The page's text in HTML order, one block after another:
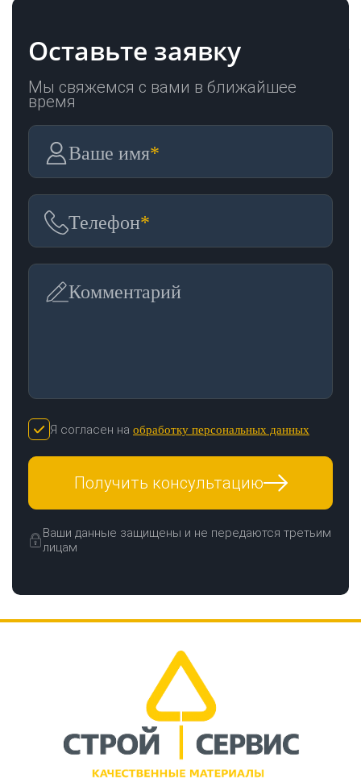
Оставьте заявку
Мы свяжемся с вами в ближайшее
время
Ваше имя*
Телефон*
Комментарий
Я согласен на обработку персональных данных
Получить консультацию
Ваши данные защищены и не передаются третьим
лицам